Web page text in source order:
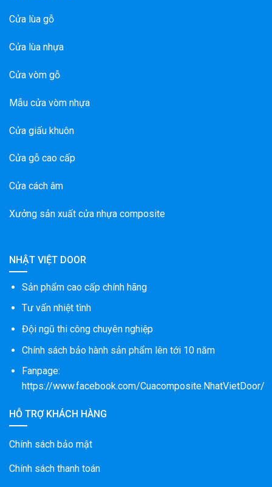
Cửa lùa gỗ
Cửa lùa nhựa
Cửa vòm gỗ
Mẫu cửa vòm nhựa
Cửa giấu khuôn
Cửa gỗ cao cấp
Cửa cách âm
Xưởng sản xuất cửa nhựa composite
NHẬT VIỆT DOOR
Sản phẩm cao cấp chính hãng
Tư vấn nhiệt tình
Đội ngũ thi công chuyên nghiệp
Chính sách bảo hành sản phẩm lên tới 10 năm
Fanpage:
https://www.facebook.com/Cuacomposite.NhatVietDoor/
HỖ TRỢ KHÁCH HÀNG
Chính sách bảo mật
Chính sách thanh toán